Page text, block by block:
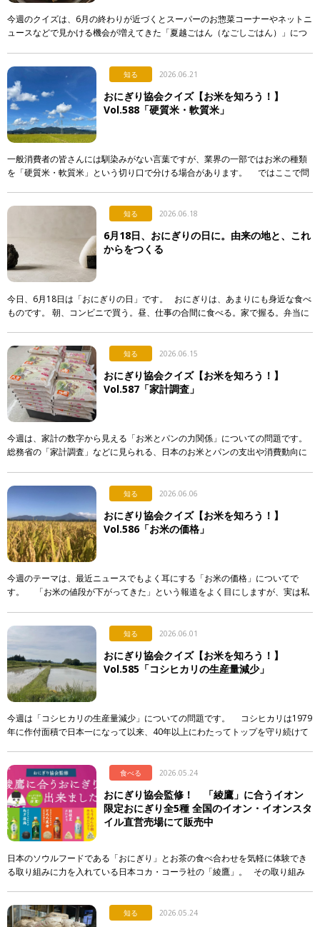
今週のクイズは、6月の終わりが近づくとスーパーのお惣菜コーナーやネットニ
ュースなどで見かける機会が増えてきた「夏越ごはん（なごしごはん）」につ
知る 2026.06.21
おにぎり協会クイズ【お米を知ろう！】
Vol.588「硬質米・軟質米」
一般消費者の皆さんには馴染みがない言葉ですが、業界の一部ではお米の種類
を「硬質米・軟質米」という切り口で分ける場合があります。 ではここで問
知る 2026.06.18
6月18日、おにぎりの日に。由来の地と、これ
からをつくる
今日、6月18日は「おにぎりの日」です。 おにぎりは、あまりにも身近な食べ
ものです。 朝、コンビニで買う。昼、仕事の合間に食べる。家で握る。弁当に
知る 2026.06.15
おにぎり協会クイズ【お米を知ろう！】
Vol.587「家計調査」
今週は、家計の数字から見える「お米とパンの力関係」についての問題です。
総務省の「家計調査」などに見られる、日本のお米とパンの支出や消費動向に
知る 2026.06.06
おにぎり協会クイズ【お米を知ろう！】
Vol.586「お米の価格」
今週のテーマは、最近ニュースでもよく耳にする「お米の価格」についてで
す。 「お米の値段が下がってきた」という報道をよく目にしますが、実は私
知る 2026.06.01
おにぎり協会クイズ【お米を知ろう！】
Vol.585「コシヒカリの生産量減少」
今週は「コシヒカリの生産量減少」についての問題です。 コシヒカリは1979
年に作付面積で日本一になって以来、40年以上にわたってトップを守り続けて
食べる 2026.05.24
おにぎり協会監修！ 「綾鷹」に合うイオン
限定おにぎり全5種 全国のイオン・イオンスタ
イル直営売場にて販売中
日本のソウルフードである「おにぎり」とお茶の食べ合わせを気軽に体験でき
る取り組みに力を入れている日本コカ・コーラ社の「綾鷹」。 その取り組み
知る 2026.05.24